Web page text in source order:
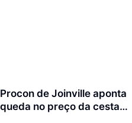
Procon de Joinville aponta
queda no preço da cesta